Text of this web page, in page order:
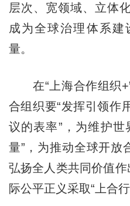
层次、宽领域、立体
成为全球治理体系建
量。
在“上海合作组织
合组织要“发挥引领作
议的表率”，为维护世
量”，为推动全球开放
弘扬全人类共同价值作
际公平正义采取“上合行